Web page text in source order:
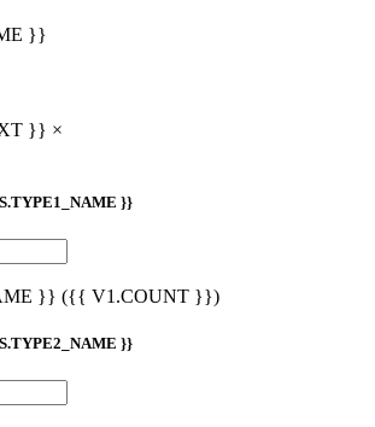
}}
}} ×
}}
}} ({{ V1.COUNT }})
}}